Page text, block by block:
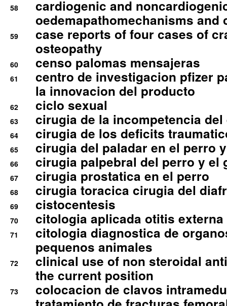
58
cardiogenic and
oedemapathomechanisms and
59
case reports of four cases of
osteopathy
60 censo palomas mensajeras
61
centro de investigacion pfizer
la innovacion del producto
62 ciclo sexual
63 cirugia de la incompetencia
64 cirugia de los deficits
65 cirugia del paladar en el perro
66 cirugia palpebral del perro y el
67 cirugia prostatica en el perro
68 cirugia toracica cirugia del
69 cistocentesis
70 citologia aplicada otitis externa
71
citologia diagnostica de
pequenos animales
72
clinical use of non steroidal
the current position
73
colocacion de clavos